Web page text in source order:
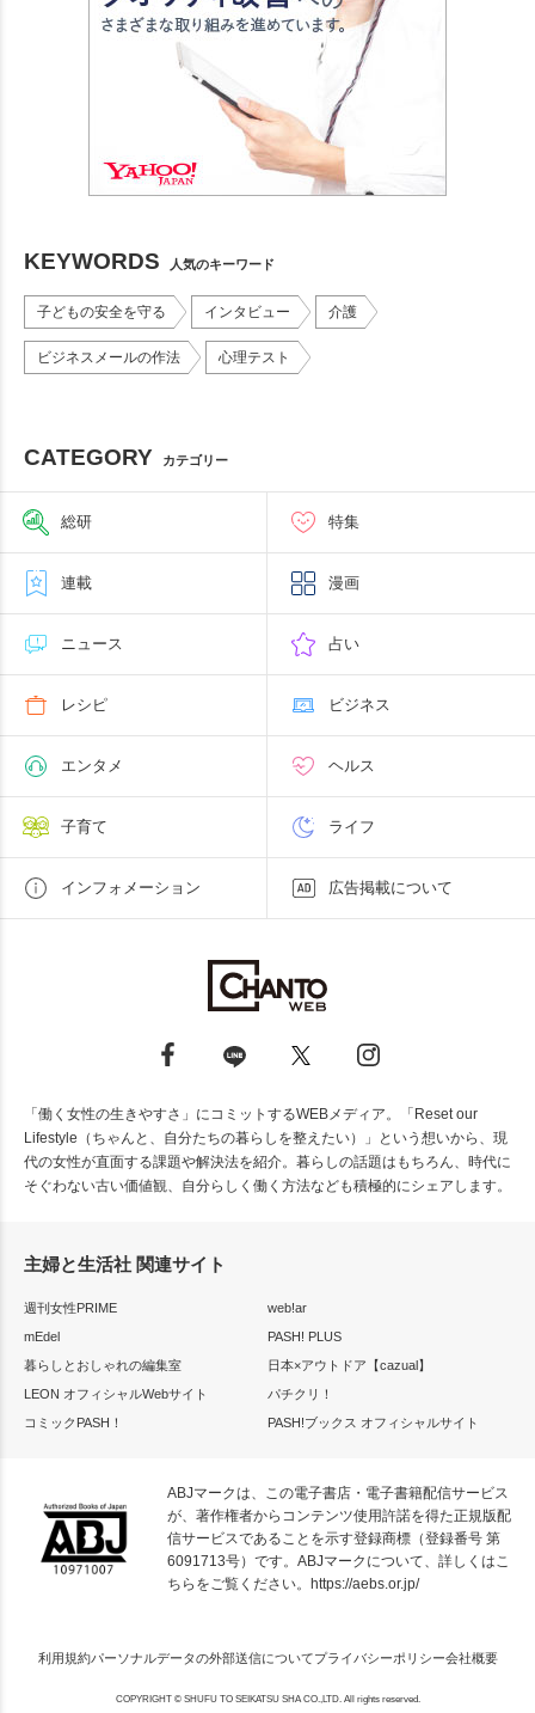
KEYWORDS 人気のキーワード
子どもの安全を守る インタビュー 介護
ビジネスメールの作法 心理テスト
CATEGORY カテゴリー
総研 特集
連載 漫画
ニュース 占い
レシピ ビジネス
エンタメ ヘルス
子育て ライフ
インフォメーション 広告掲載について
「働く女性の生きやすさ」にコミットするWEBメディア。「Reset our
Lifestyle（ちゃんと、自分たちの暮らしを整えたい）」という想いから、現
代の女性が直面する課題や解決法を紹介。暮らしの話題はもちろん、時代に
そぐわない古い価値観、自分らしく働く方法なども積極的にシェアします。
主婦と生活社 関連サイト
週刊女性PRIME
web!ar
mEdel
PASH! PLUS
暮らしとおしゃれの編集室
日本×アウトドア【cazual】
LEON オフィシャルWebサイト
パチクリ！
コミックPASH！
PASH!ブックス オフィシャルサイト
ABJマークは、この電子書店・電子書籍配信サービス
が、著作権者からコンテンツ使用許諾を得た正規版配
信サービスであることを示す登録商標（登録番号 第
6091713号）です。ABJマークについて、詳しくはこ
ちらをご覧ください。
https://aebs.or.jp/
利用規約パーソナルデータの外部送信についてプライバシーポリシー会社概要
COPYRIGHT © SHUFU TO SEIKATSU SHA CO.,LTD. All rights reserved.